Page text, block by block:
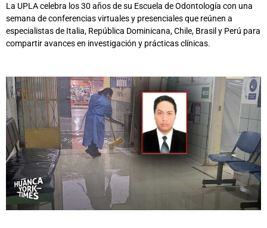
La UPLA celebra los 30 años de su Escuela de Odontología con una
semana de conferencias virtuales y presenciales que reúnen a
especialistas de Italia, República Dominicana, Chile, Brasil y Perú para
compartir avances en investigación y prácticas clínicas.